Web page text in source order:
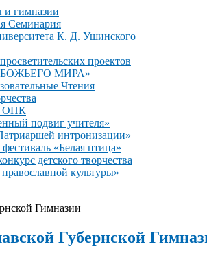
и гимназии
Семинария
К. Д. Ушинского
проектов
БОЖЬЕГО МИРА»
Чтения
ОПК
подвиг учителя»
интронизации»
«Белая птица»
детского творчества
культуры»
Гимназии
Губернской